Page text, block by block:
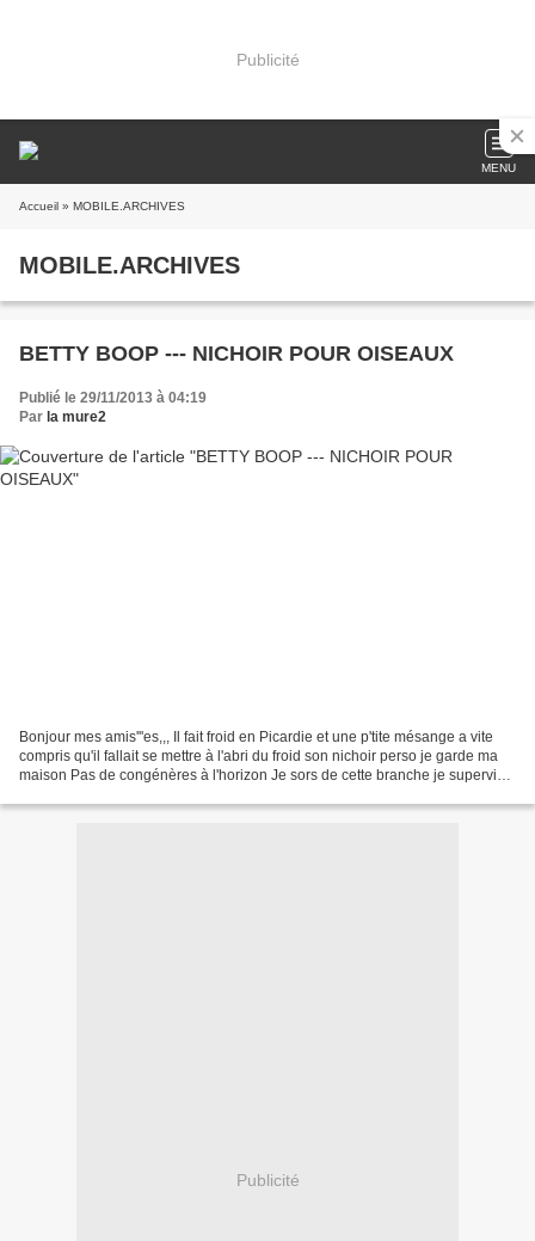
Publicité
MENU
Accueil » MOBILE.ARCHIVES
MOBILE.ARCHIVES
BETTY BOOP --- NICHOIR POUR OISEAUX
Publié le 29/11/2013 à 04:19
Par la mure2
Bonjour mes amis'''es,,, Il fait froid en Picardie et une p'tite mésange a vite
compris qu'il fallait se mettre à l'abri du froid son nichoir perso je garde ma
maison Pas de congénères à l'horizon Je sors de cette branche je supervise
Publicité